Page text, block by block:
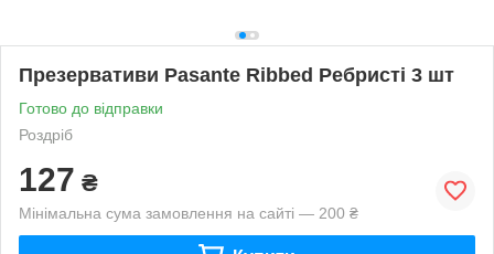
Презервативи Pasante Ribbed Ребристі 3 шт
Готово до відправки
Роздріб
127 ₴
Мінімальна сума замовлення на сайті — 200 ₴